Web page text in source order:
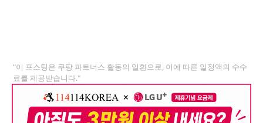
"이 포스팅은 쿠팡 파트너스 활동의 일환으로, 이에 따른 일정액의 수수
료를 제공받습니다."